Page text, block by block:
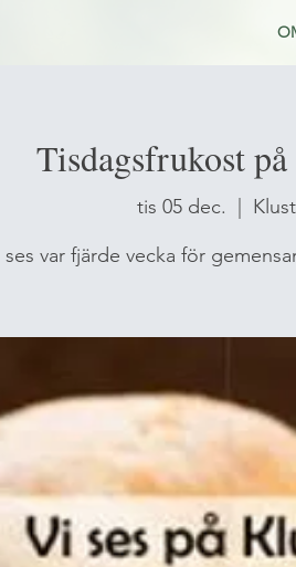
Tisdagsfrukost
tis 05 dec.
ses var fjärde vecka för